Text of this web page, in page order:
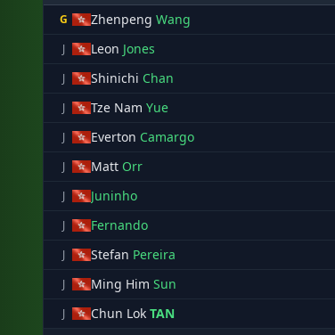
G Zhenpeng Wang
J Leon Jones
J Shinichi Chan
J Tze Nam Yue
J Everton Camargo
J Matt Orr
J
Juninho
J
Fernando
J
Stefan Pereira
J
Ming Him Sun
J
Chun Lok TAN